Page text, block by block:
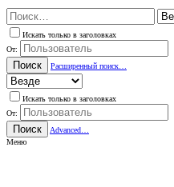
Искать только в заголовках
От:
Поиск Расширенный поиск…
Искать только в заголовках
От:
Поиск
Advanced…
Меню